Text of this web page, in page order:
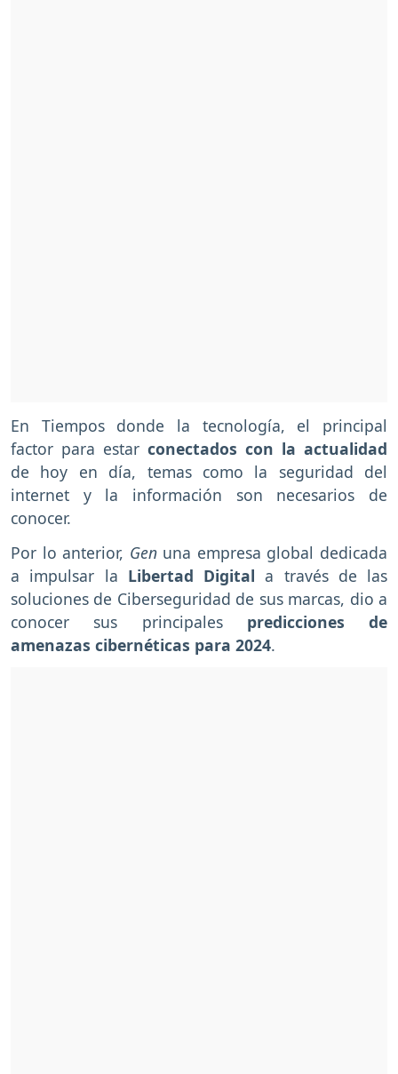
En Tiempos donde la tecnología, el principal
factor para estar conectados con la actualidad
de hoy en día, temas como la seguridad del
internet y la información son necesarios de
conocer.
Por lo anterior, Gen una empresa global dedicada
a impulsar la Libertad Digital a través de las
soluciones de Ciberseguridad de sus marcas, dio a
conocer sus principales predicciones de
amenazas cibernéticas para 2024.